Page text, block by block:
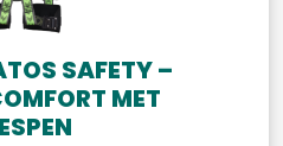
SAFETY –
MET